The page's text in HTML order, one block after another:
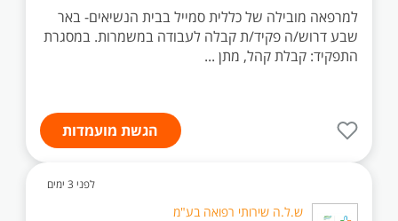
למרפאה מובילה של כללית סמייל בבית הנשיאים- באר
שבע דרוש/ה פקיד/ת קבלה לעבודה במשמרות. במסגרת
התפקיד: קבלת קהל, מתן ...
הגשת מועמדות
לפני 3 ימים
ש.ל.ה שירותי רפואה בע"מ